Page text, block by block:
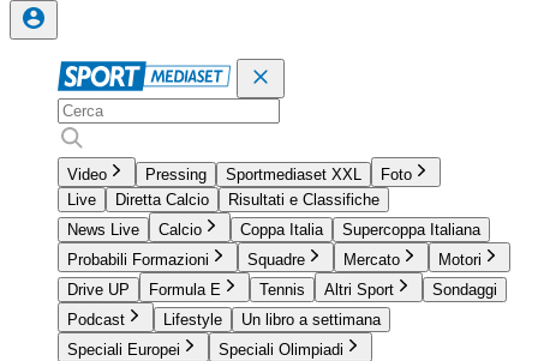
Video Pressing Sportmediaset XXL
Foto
Live
Diretta Calcio
Risultati e Classifiche
News Live
Calcio Coppa Italia
Supercoppa Italiana
Probabili Formazioni
Squadre Mercato
Motori
Drive UP
Formula E Tennis Altri Sport
Sondaggi
Podcast
Lifestyle
Un libro a settimana
Speciali Europei
Speciali Olimpiadi